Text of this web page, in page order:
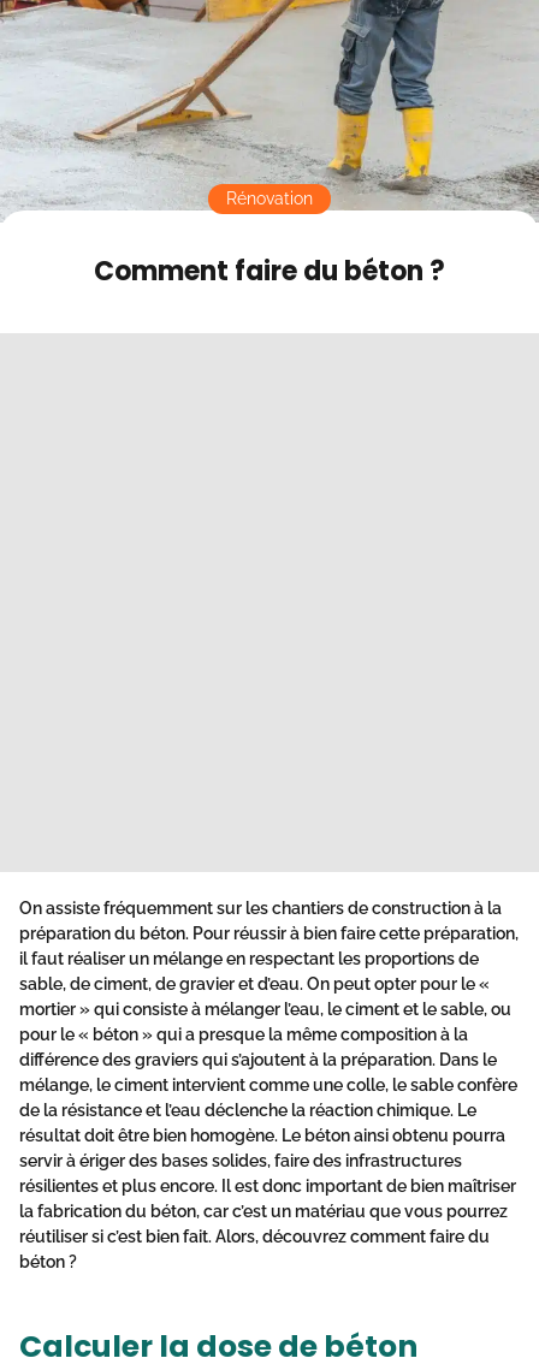
Contact
Mode sombre
Le conseil des experts Tendance Travaux
Comment faire du béton ?
Rénovation
On assiste fréquemment sur les chantiers de construction à la
préparation du béton. Pour réussir à bien faire cette préparation,
il faut réaliser un mélange en respectant les proportions de
sable, de ciment, de gravier et d’eau. On peut opter pour le «
mortier» qui consiste à mélanger l’eau, le ciment et le sable, ou
pour le « béton» qui a presque la même composition à la
différence desgraviersqui s’ajoutent à la préparation. Dans le
mélange, le ciment intervient comme une colle, lesableconfère
de la résistance et l’eau déclenche la réaction chimique. Le
résultat doit être bien homogène. Le béton ainsi obtenu pourra
servir à ériger des bases solides, faire des infrastructures
résilientes et plus encore. Il est donc important de bien maîtriser
la fabrication du béton, car c’est un matériau que vous pourrez
réutiliser si c’est bien fait. Alors, découvrezcomment faire du
béton?
Calculer la dose de béton